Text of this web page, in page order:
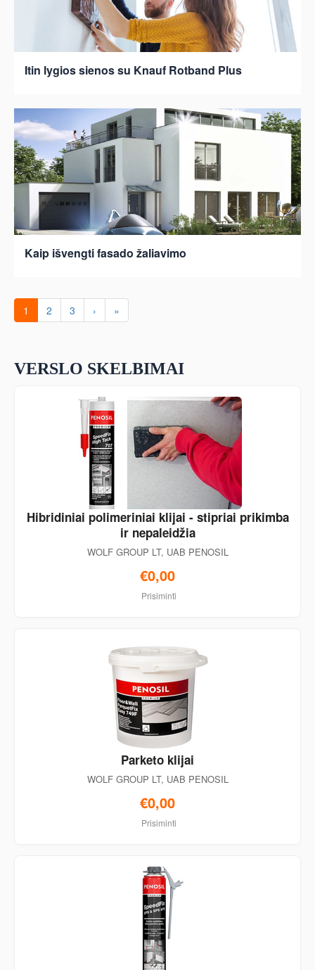
Itin lygios sienos su Knauf Rotband Plus
Kaip išvengti fasado žaliavimo
1 2 3 › »
VERSLO SKELBIMAI
Hibridiniai polimeriniai klijai - stipriai prikimba
ir nepaleidžia
WOLF GROUP LT, UAB PENOSIL
€0,00
Prisiminti
Parketo klijai
WOLF GROUP LT, UAB PENOSIL
€0,00
Prisiminti